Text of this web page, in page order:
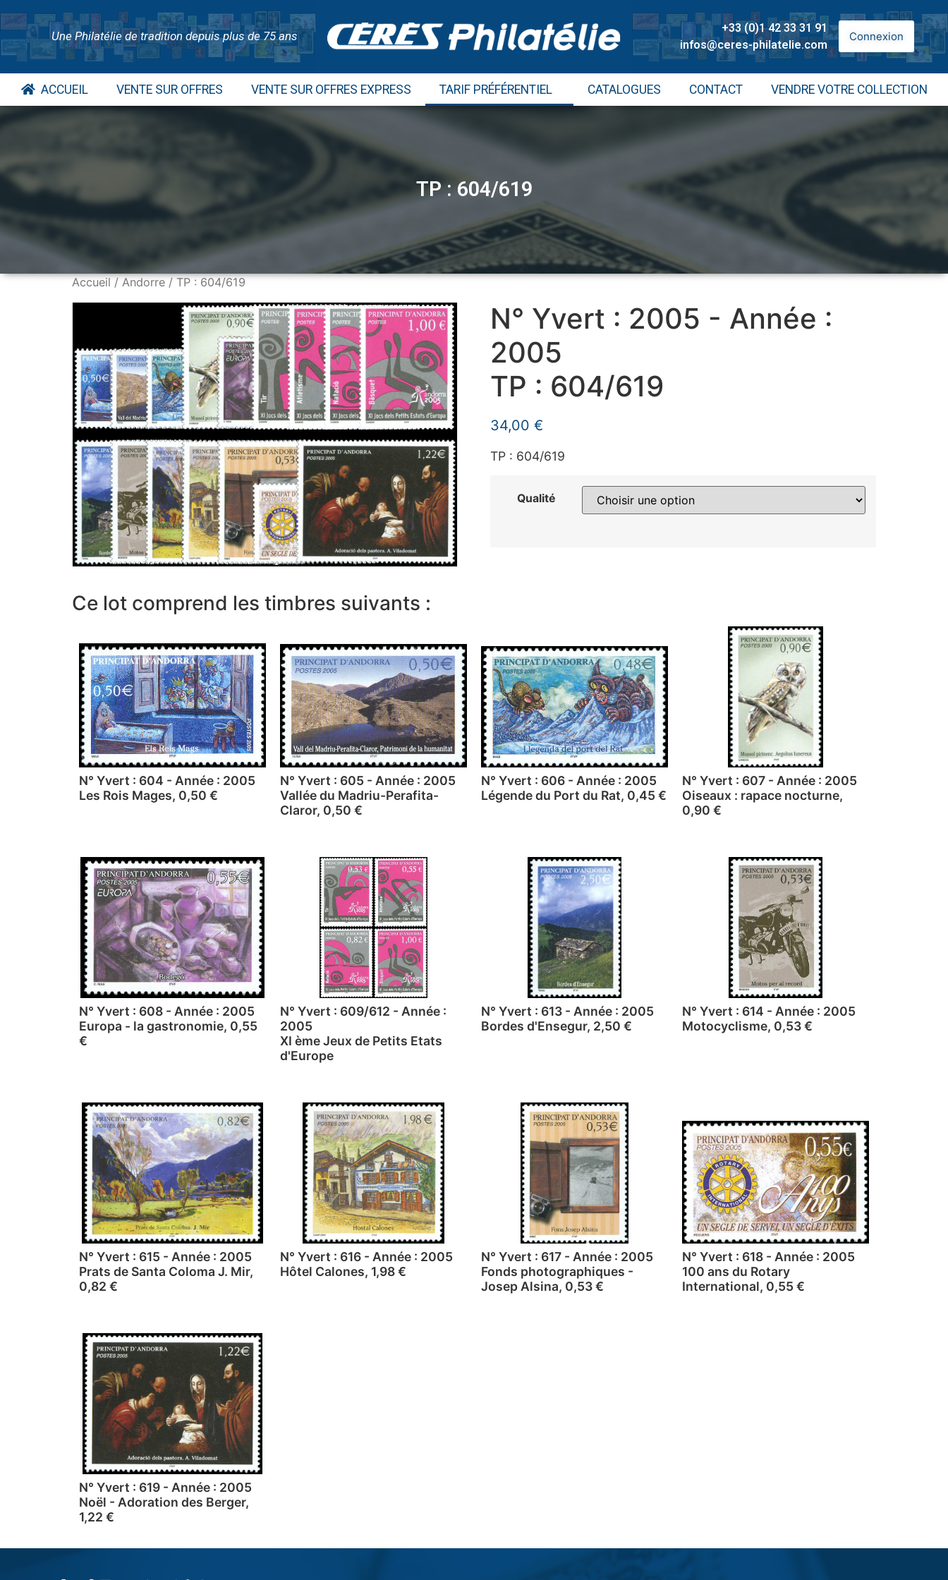
Une Philatélie de tradition depuis plus de 75 ans
+33 (0)1 42 33 31 91
infos@ceres-philatelie.com
Connexion
ACCUEIL VENTE SUR OFFRES VENTE SUR OFFRES EXPRESS TARIF PRÉFÉRENTIEL CATALOGUES CONTACT VENDRE VOTRE COLLECTION
TP : 604/619
Accueil/Andorre/ TP : 604/619
N° Yvert : 2005 - Année :
2005
TP : 604/619
34,00 €
TP : 604/619
Qualité
Ce lot comprend les timbres suivants :
N° Yvert : 604 - Année : 2005
Les Rois Mages, 0,50 €
N° Yvert : 605 - Année : 2005
Vallée du Madriu-Perafita-
Claror, 0,50 €
N° Yvert : 606 - Année : 2005
Légende du Port du Rat, 0,45 €
N° Yvert : 607 - Année : 2005
Oiseaux : rapace nocturne,
0,90 €
N° Yvert : 608 - Année : 2005
Europa - la gastronomie, 0,55
€
N° Yvert : 609/612 - Année :
2005
XI ème Jeux de Petits Etats
d'Europe
N° Yvert : 613 - Année : 2005
Bordes d'Ensegur, 2,50 €
N° Yvert : 614 - Année : 2005
Motocyclisme, 0,53 €
N° Yvert : 615 - Année : 2005
Prats de Santa Coloma J. Mir,
0,82 €
N° Yvert : 616 - Année : 2005
Hôtel Calones, 1,98 €
N° Yvert : 617 - Année : 2005
Fonds photographiques -
Josep Alsina, 0,53 €
N° Yvert : 618 - Année : 2005
100 ans du Rotary
International, 0,55 €
N° Yvert : 619 - Année : 2005
Noël - Adoration des Berger,
1,22 €